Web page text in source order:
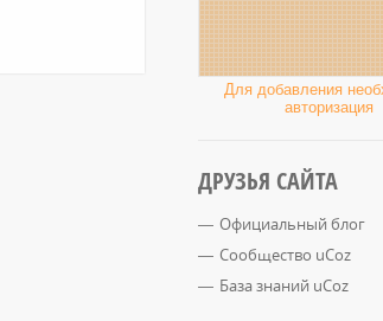
Для добавления
авторизация
ДРУЗЬЯ САЙТА
Официальный блог
Сообщество uCoz
База знаний uCoz